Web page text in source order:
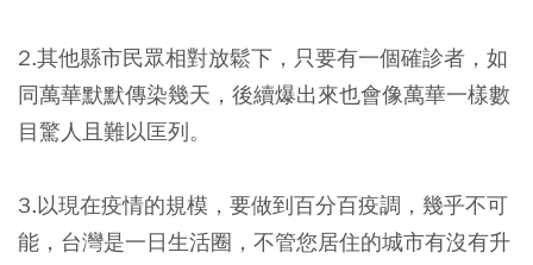
2.其他縣市民眾相對放鬆下，只要有一個確診者，如
同萬華默默傳染幾天，後續爆出來也會像萬華一樣數
目驚人且難以匡列。
3.以現在疫情的規模，要做到百分百疫調，幾乎不可
能，台灣是一日生活圈，不管您居住的城市有沒有升